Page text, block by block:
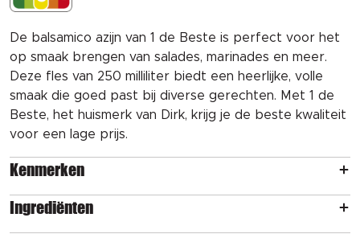
De balsamico azijn van 1 de Beste is perfect voor het
op smaak brengen van salades, marinades en meer.
Deze fles van 250 milliliter biedt een heerlijke, volle
smaak die goed past bij diverse gerechten. Met 1 de
Beste, het huismerk van Dirk, krijg je de beste kwaliteit
voor een lage prijs.
Kenmerken
Ingrediënten